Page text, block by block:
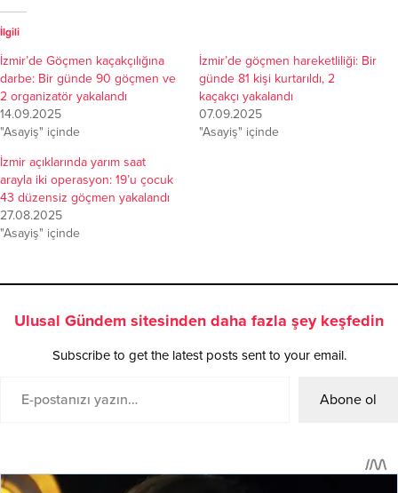
İlgili
İzmir’de Göçmen kaçakçılığına
darbe: Bir günde 90 göçmen ve
2 organizatör yakalandı
14.09.2025
"Asayiş" içinde
İzmir’de göçmen hareketliliği: Bir
günde 81 kişi kurtarıldı, 2
kaçakçı yakalandı
07.09.2025
"Asayiş" içinde
İzmir açıklarında yarım saat
arayla iki operasyon: 19’u çocuk
43 düzensiz göçmen yakalandı
27.08.2025
"Asayiş" içinde
Ulusal Gündem sitesinden daha fazla şey keşfedin
Subscribe to get the latest posts sent to your email.
Abone ol